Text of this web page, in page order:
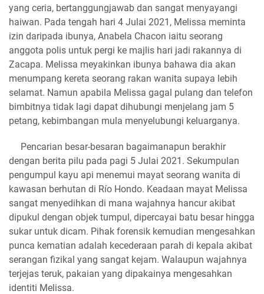
yang ceria, bertanggungjawab dan sangat menyayangi
haiwan. Pada tengah hari 4 Julai 2021, Melissa meminta
izin daripada ibunya, Anabela Chacon iaitu seorang
anggota polis untuk pergi ke majlis hari jadi rakannya di
Zacapa. Melissa meyakinkan ibunya bahawa dia akan
menumpang kereta seorang rakan wanita supaya lebih
selamat. Namun apabila Melissa gagal pulang dan telefon
bimbitnya tidak lagi dapat dihubungi menjelang jam 5
petang, kebimbangan mula menyelubungi keluarganya.
Pencarian besar-besaran bagaimanapun berakhir
dengan berita pilu pada pagi 5 Julai 2021. Sekumpulan
pengumpul kayu api menemui mayat seorang wanita di
kawasan berhutan di Río Hondo. Keadaan mayat Melissa
sangat menyedihkan di mana wajahnya hancur akibat
dipukul dengan objek tumpul, dipercayai batu besar hingga
sukar untuk dicam. Pihak forensik kemudian mengesahkan
punca kematian adalah kecederaan parah di kepala akibat
serangan fizikal yang sangat kejam. Walaupun wajahnya
terjejas teruk, pakaian yang dipakainya mengesahkan
identiti Melissa.